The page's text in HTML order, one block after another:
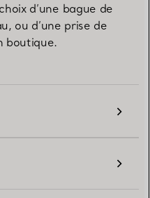
d’une bague de
ou d’une prise de
boutique.